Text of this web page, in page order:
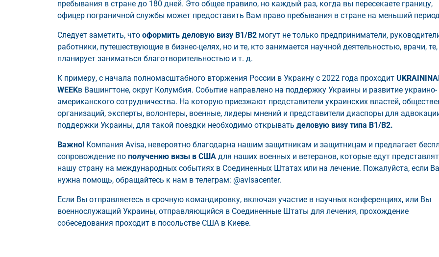
пребывания в стране до 180 дней. Это общее правило, но каждый раз, когда вы пересекаете границу,
офицер пограничной службы может предоставить Вам право пребывания в стране на меньший
Следует заметить, что оформить деловую визу B1/B2 могут не только предприниматели,
работники, путешествующие в бизнес-целях, но и те, кто занимается научной деятельностью, врачи,
планирует заниматься благотворительностью и т. д.
К примеру, с начала полномасштабного вторжения России в Украину с 2022 года проходит
WEEKв Вашингтоне, округ Колумбия. Событие направлено на поддержку Украины и развитие украино-
американского сотрудничества. На которую приезжают представители украинских властей,
организаций, эксперты, волонтеры, военные, лидеры мнений и представители диаспоры для
поддержки Украины, для такой поездки необходимо открывать деловую визу типа B1/B2.
Важно! Компания Avisa, невероятно благодарна нашим защитникам и защитницам и предлагает
сопровождение по получению визы в США для наших военных и ветеранов, которые едут
нашу страну на международных событиях в Соединенных Штатах или на лечение. Пожалуйста, если
нужна помощь, обращайтесь к нам в телеграм: @avisacenter.
Если Вы отправляетесь в срочную командировку, включая участие в научных конференциях, или Вы
военнослужащий Украины, отправляющийся в Соединенные Штаты для лечения, прохождение
собеседования проходит в посольстве США в Киеве.